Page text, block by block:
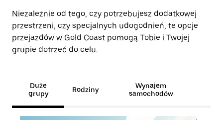
Niezależnie od tego, czy potrzebujesz dodatkowej
przestrzeni, czy specjalnych udogodnień, te opcje
przejazdów w Gold Coast pomogą Tobie i Twojej
grupie dotrzeć do celu.
Duże
grupy
Rodziny
Wynajem
samochodów